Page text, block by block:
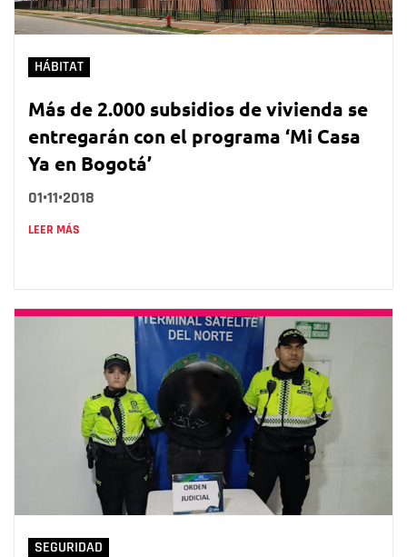
HÁBITAT
Más de 2.000 subsidios de vivienda se
entregarán con el programa ‘Mi Casa
Ya en Bogotá’
01•11•2018
LEER MÁS
SEGURIDAD